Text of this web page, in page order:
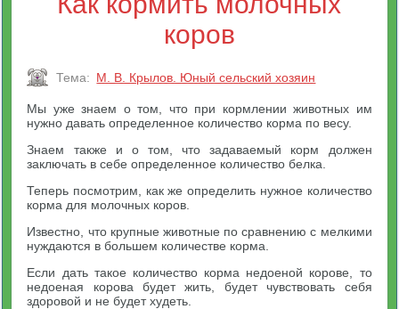
коров
Тема: М. В. Крылов. Юный сельский хозяин
Мы уже знаем о том, что при кормлении животных им
нужно давать определенное количество корма по весу.
Знаем также и о том, что задаваемый корм должен
заключать в себе определенное количество белка.
Теперь посмотрим, как же определить нужное количество
корма для молочных коров.
Известно, что крупные животные по сравнению с мелкими
нуждаются в большем количестве корма.
Если дать такое количество корма недоеной корове, то
недоеная корова будет жить, будет чувствовать себя
здоровой и не будет худеть.